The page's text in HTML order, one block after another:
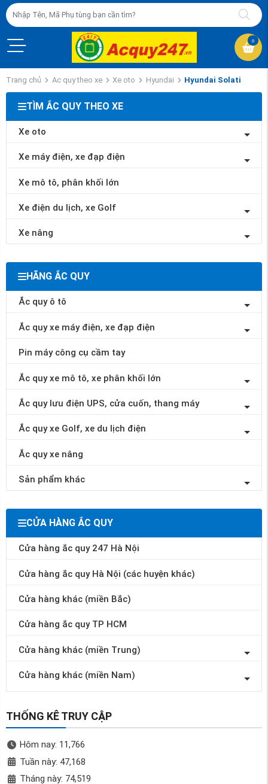
0
Trang chủ Ac quy theo xe Xe oto Hyundai Hyundai Solati
TÌM ẮC QUY THEO XE
Xe oto
Xe máy điện, xe đạp điện
Xe mô tô, phân khối lớn
Xe điện du lịch, xe Golf
Xe nâng
HÃNG ẮC QUY
Ắc quy ô tô
Ắc quy xe máy điện, xe đạp điện
Pin máy công cụ cầm tay
Ắc quy xe mô tô, xe phân khối lớn
Ắc quy lưu điện UPS, cửa cuốn, thang máy
Ắc quy xe Golf, xe du lịch điện
Ắc quy xe nâng
Sản phẩm khác
CỬA HÀNG ẮC QUY
Cửa hàng ắc quy 247 Hà Nội
Cửa hàng ắc quy Hà Nội (các huyện khác)
Cửa hàng khác (miền Bắc)
Cửa hàng ắc quy TP HCM
Cửa hàng khác (miền Trung)
Cửa hàng khác (miền Nam)
THỐNG KÊ TRUY CẬP
Hôm nay: 11,766
Tuần này: 47,168
Tháng này: 74,519